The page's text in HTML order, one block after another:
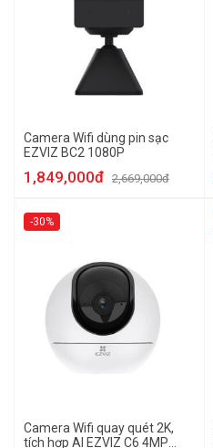
Camera Wifi dùng pin sạc
EZVIZ BC2 1080P
1,849,000đ 2,669,000đ
-30%
Camera Wifi quay quét 2K,
tích hợp AI EZVIZ C6 4MP